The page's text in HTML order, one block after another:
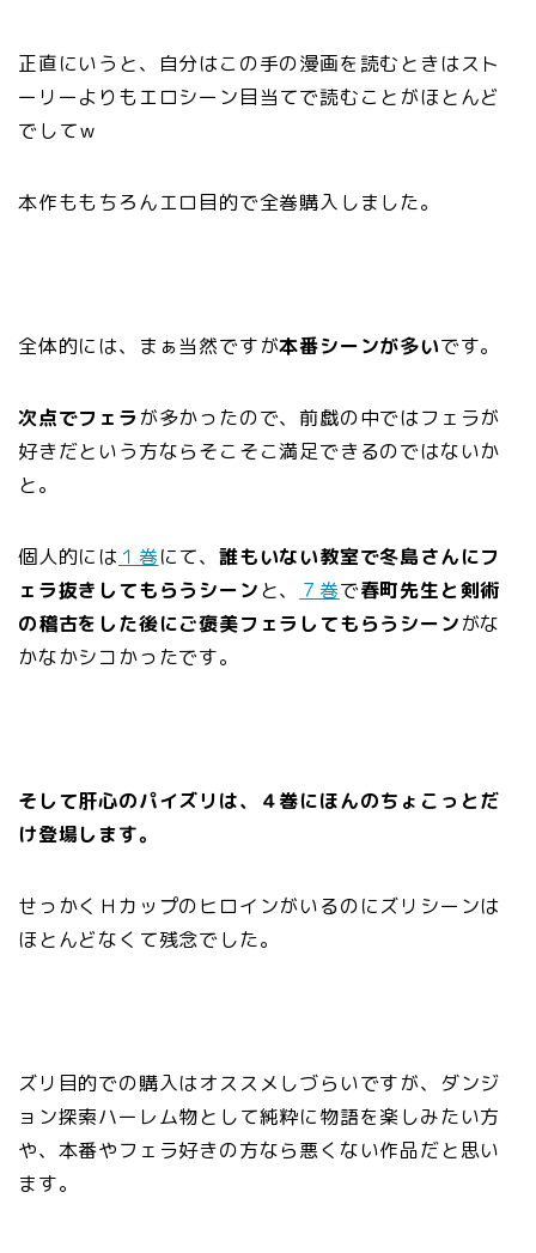
正直にいうと、自分はこの手の漫画を読むときはスト
ーリーよりもエロシーン目当てで読むことがほとんど
でしてｗ
本作ももちろんエロ目的で全巻購入しました。
全体的には、まぁ当然ですが本番シーンが多いです。
次点でフェラ が多かったので、前戯の中ではフェラが
好きだという方ならそこそこ満足できるのではないか
と。
個人的には １巻にて、誰もいない教室で冬島さんにフ
ェラ抜きしてもらうシーンと、 ７巻で春町先生と剣術
の稽古をした後にご褒美フェラしてもらうシーンがな
かなかシコかったです。
そして肝心のパイズリは、４巻にほんのちょこっとだ
け登場します。
せっかくＨカップのヒロインがいるのにズリシーンは
ほとんどなくて残念でした。
ズリ目的での購入はオススメしづらいですが、ダンジ
ョン探索ハーレム物として純粋に物語を楽しみたい方
や、本番やフェラ好きの方なら悪くない作品だと思い
ます。